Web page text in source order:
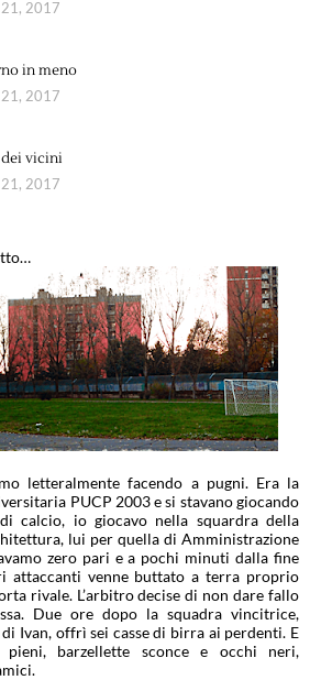
2017
in meno
2017
vicini
2017
letteralmente facendo a pugni. Era la
PUCP 2003 e si stavano giocando
calcio, io giocavo nella squardra della
lui per quella di Amministrazione
zero pari e a pochi minuti dalla fine
attaccanti venne buttato a terra proprio
rivale. L’arbitro decise di non dare fallo
Due ore dopo la squadra vincitrice,
Ivan, offrì sei casse di birra ai perdenti. E
barzellette sconce e occhi neri,